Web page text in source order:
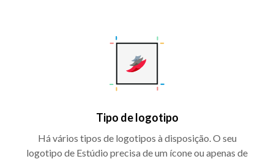
Tipo de logotipo
Há vários tipos de logotipos à disposição. O seu
logotipo de Estúdio precisa de um ícone ou apenas de